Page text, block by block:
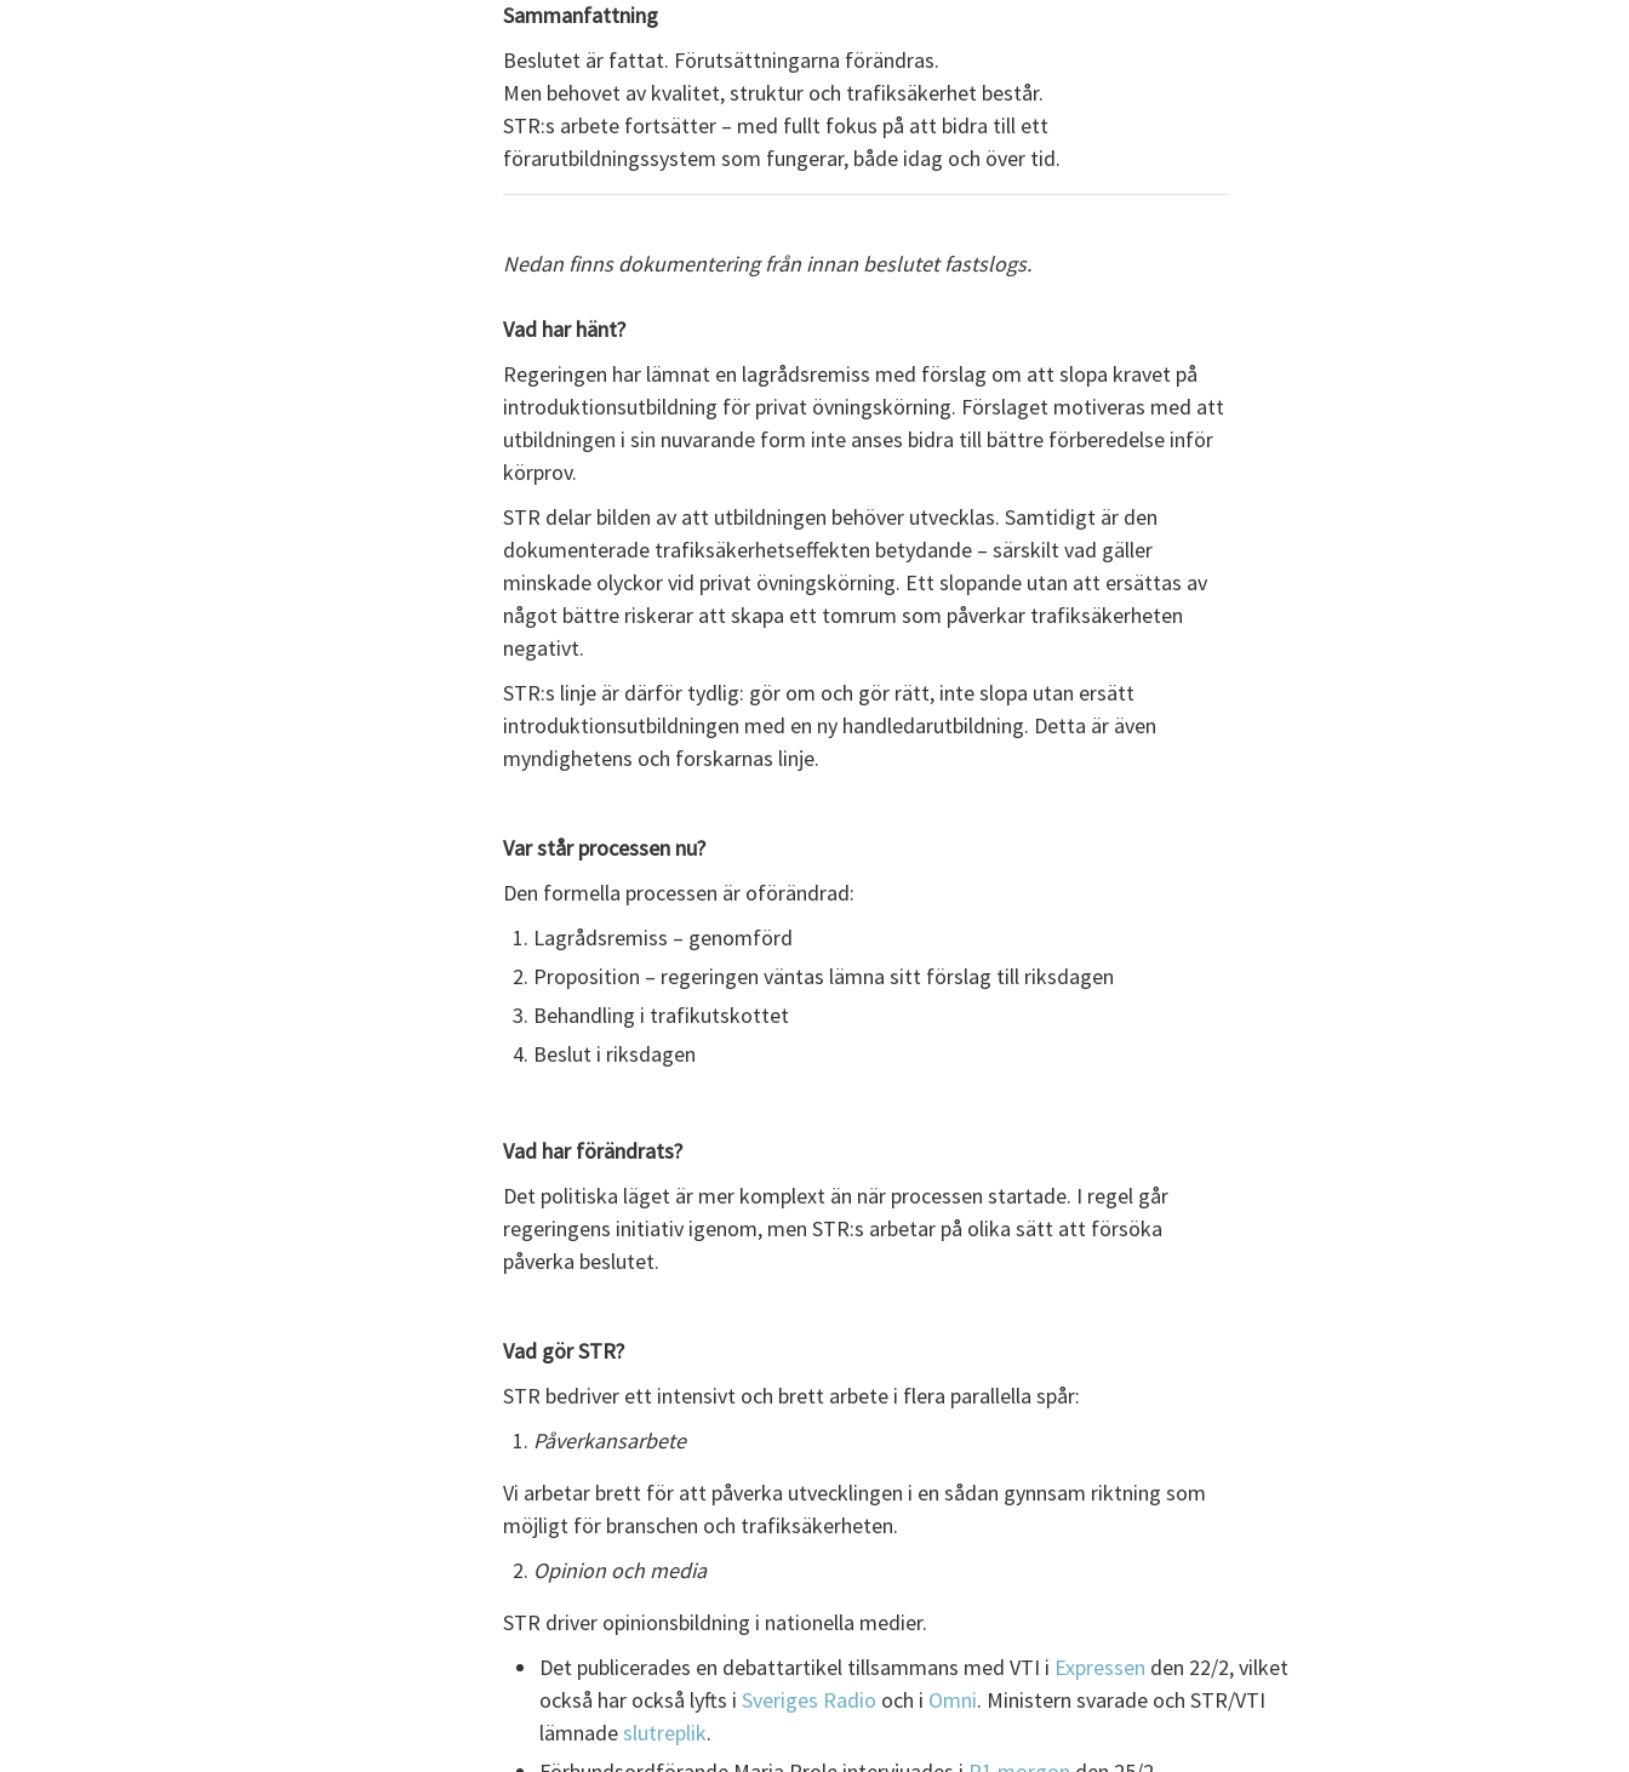
Sammanfattning
Beslutet är fattat. Förutsättningarna förändras.
Men behovet av kvalitet, struktur och trafiksäkerhet består.
STR:s arbete fortsätter – med fullt fokus på att bidra till ett
förarutbildningssystem som fungerar, både idag och över tid.
Nedan finns dokumentering från innan beslutet fastslogs.
Vad har hänt?
Regeringen har lämnat en lagrådsremiss med förslag om att slopa kravet på
introduktionsutbildning för privat övningskörning. Förslaget motiveras med att
utbildningen i sin nuvarande form inte anses bidra till bättre förberedelse inför
körprov.
STR delar bilden av att utbildningen behöver utvecklas. Samtidigt är den
dokumenterade trafiksäkerhetseffekten betydande – särskilt vad gäller
minskade olyckor vid privat övningskörning. Ett slopande utan att ersättas av
något bättre riskerar att skapa ett tomrum som påverkar trafiksäkerheten
negativt.
STR:s linje är därför tydlig: gör om och gör rätt, inte slopa utan ersätt
introduktionsutbildningen med en ny handledarutbildning. Detta är även
myndighetens och forskarnas linje.
Var står processen nu?
Den formella processen är oförändrad:
Lagrådsremiss – genomförd
Proposition – regeringen väntas lämna sitt förslag till riksdagen
Behandling i trafikutskottet
Beslut i riksdagen
Vad har förändrats?
Det politiska läget är mer komplext än när processen startade. I regel går
regeringens initiativ igenom, men STR:s arbetar på olika sätt att försöka
påverka beslutet.
Vad gör STR?
STR bedriver ett intensivt och brett arbete i flera parallella spår:
Påverkansarbete
Vi arbetar brett för att påverka utvecklingen i en sådan gynnsam riktning som
möjligt för branschen och trafiksäkerheten.
Opinion och media
STR driver opinionsbildning i nationella medier.
Det publicerades en debattartikel tillsammans med VTI i Expressen den 22/2, vilket
också har också lyfts i Sveriges Radio och i Omni. Ministern svarade och STR/VTI
lämnadeslutreplik.